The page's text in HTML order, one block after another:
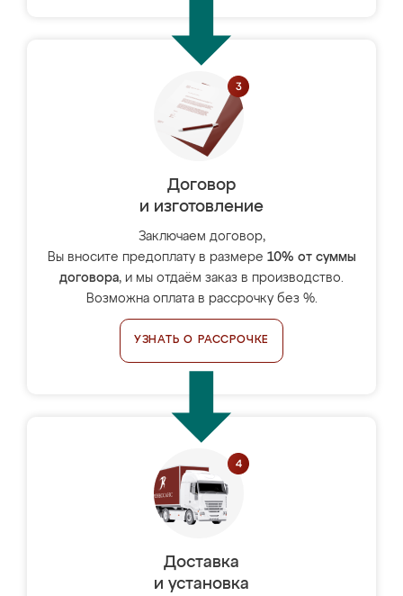
Договор
и изготовление
Заключаем договор,
Вы вносите предоплату в размере 10% от суммы
договора, и мы отдаём заказ в производство.
Возможна оплата в рассрочку без %.
УЗНАТЬ О РАССРОЧКЕ
Доставка
и установка